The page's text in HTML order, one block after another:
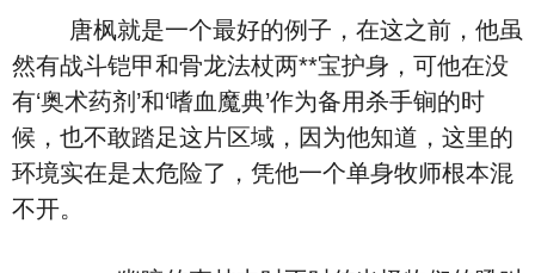
唐枫就是一个最好的例子，在这之前，他虽
然有战斗铠甲和骨龙法杖两**宝护身，可他在没
有‘奥术药剂’和‘嗜血魔典’作为备用杀手锏的时
候，也不敢踏足这片区域，因为他知道，这里的
环境实在是太危险了，凭他一个单身牧师根本混
不开。